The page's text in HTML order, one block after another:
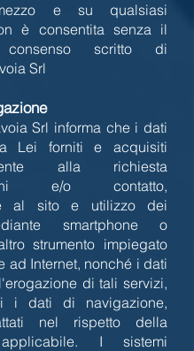
e su qualsiasi
è consentita senza il
consenso scritto di
Srl
Srl informa che i dati
Lei forniti e acquisiti
alla richiesta
e/o contatto,
al sito e utilizzo dei
smartphone o
strumento impiegato
ad Internet, nonché i dati
di tali servizi,
i dati di navigazione,
nel rispetto della
I sistemi